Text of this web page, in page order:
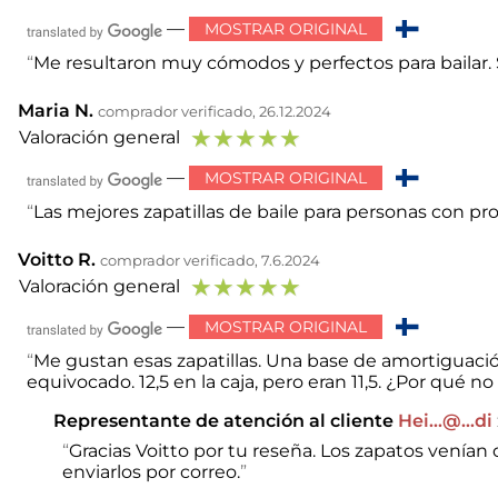
— MOSTRAR ORIGINAL
Me resultaron muy cómodos y perfectos para
Maria N. comprador verificado, 26.12.2024
Valoración general ☆☆☆☆☆
— MOSTRAR ORIGINAL
Las mejores zapatillas de baile para personas con
Voitto R. comprador verificado, 7.6.2024
Valoración general ☆☆☆☆☆
— MOSTRAR ORIGINAL
Me gustan esas zapatillas. Una base de
equivocado. 12,5 en la caja, pero eran 11,5. ¿Por qué
Representante de atención al cliente Hei...@...di
Gracias Voitto por tu reseña. Los zapatos
enviarlos por correo.